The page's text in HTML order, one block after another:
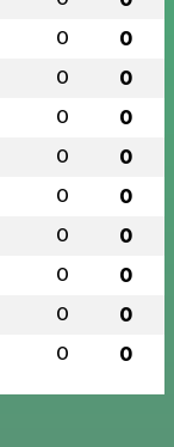
0 0
0 0
0 0
0 0
0 0
0 0
0 0
0 0
0 0